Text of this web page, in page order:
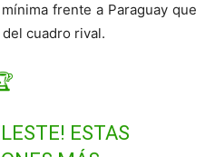
frente a Paraguay que
cuadro rival.
ESTAS